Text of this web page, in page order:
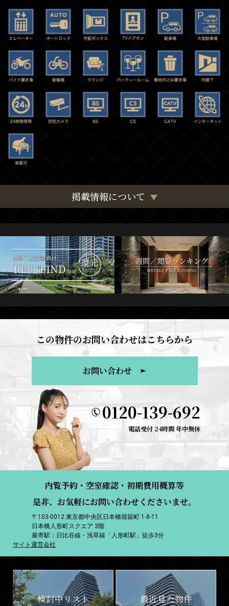
掲載情報について
この物件のお問い合わせはこちらから
お問い合わせ
0120-139-692
電話受付 24時間 年中無休
内覧予約・空室確認・初期費用概算等
是非、お気軽にお問い合わせくださいませ。
〒103-0012 東京都中央区日本橋堀留町 1-8-11
日本橋人形町スクエア 3階
最寄駅：日比谷線・浅草線「人形町駅」徒歩3分
サイト運営会社
検討中リスト 最近見た物件